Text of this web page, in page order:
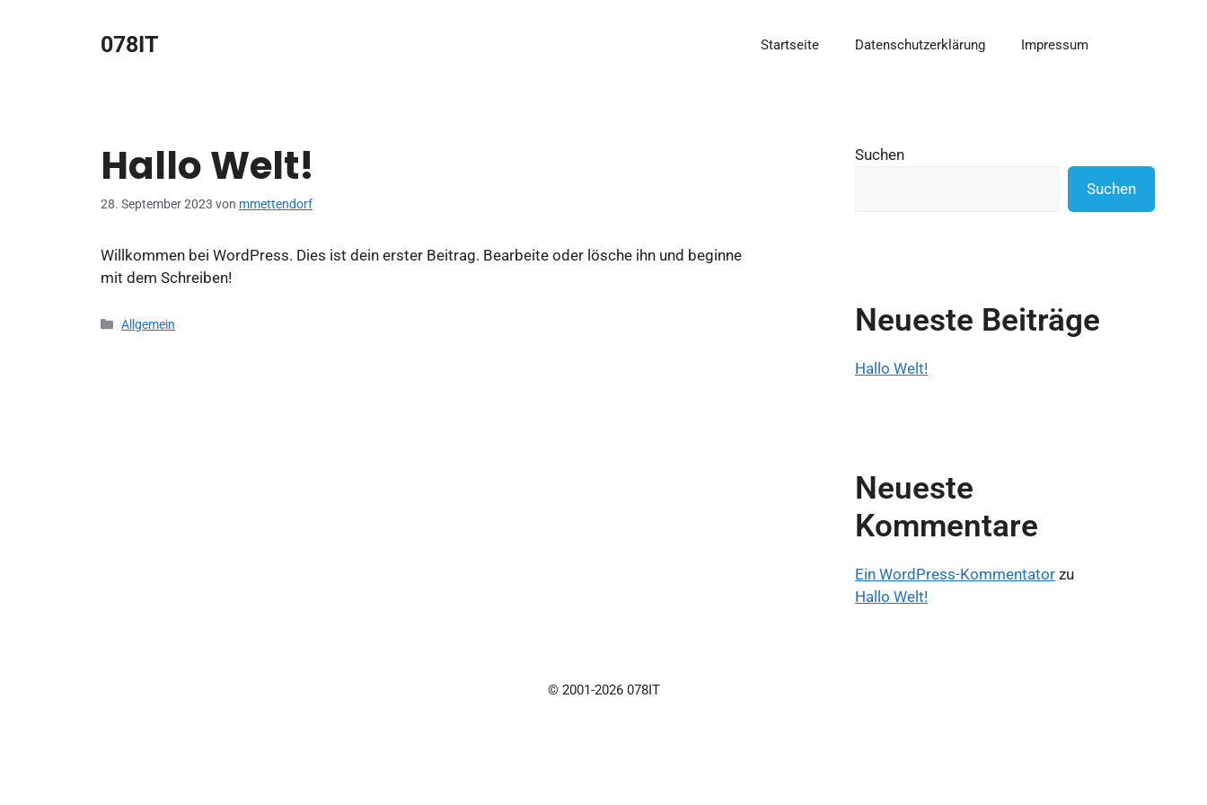
078IT Startseite Datenschutzerklärung Impressum
Hallo Welt!
28. September 2023 von mmettendorf
Willkommen bei WordPress. Dies ist dein erster Beitrag. Bearbeite oder lösche ihn und beginne
mit dem Schreiben!
Kategorien
Allgemein
Suchen
Suchen
Neueste Beiträge
Hallo Welt!
Neueste
Kommentare
Ein WordPress-Kommentator zu
Hallo Welt!
© 2001-2026 078IT